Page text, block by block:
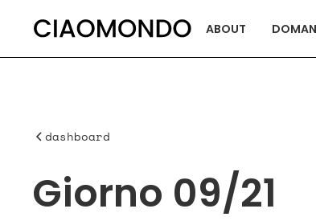
ABOUT
dashboard
Giorno 09/21